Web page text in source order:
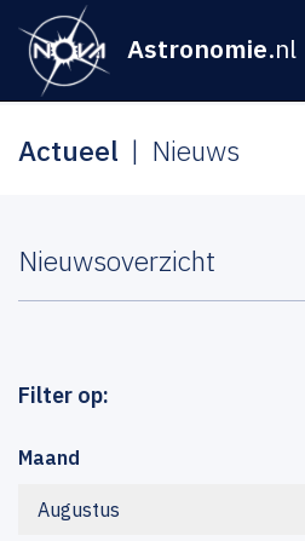
Astronomie.nl
Actueel Nieuws
Nieuwsoverzicht
Filter op:
Maand
Augustus